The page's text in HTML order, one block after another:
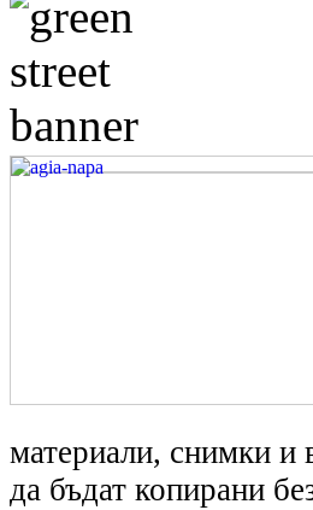
материали, снимки и
да бъдат копирани